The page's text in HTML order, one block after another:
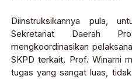
Diinstruksikannya pula,
Sekretariat Daerah
mengkoordinasikan
SKPD terkait. Prof. Winarni
tugas yang sangat luas,